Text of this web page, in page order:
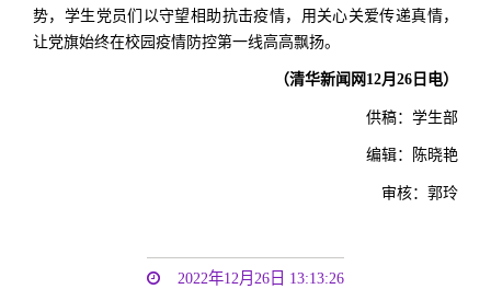
势，学生党员们以守望相助抗击疫情，用关心关爱传递真情，
让党旗始终在校园疫情防控第一线高高飘扬。
（清华新闻网12月26日电）
供稿：学生部
编辑：陈晓艳
审核：郭玲
2022年12月26日 13:13:26